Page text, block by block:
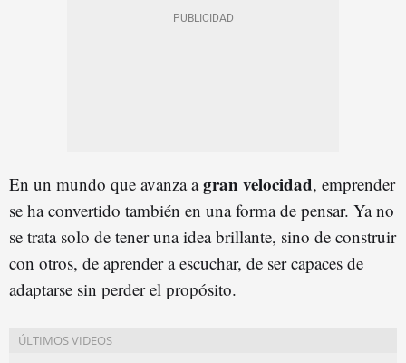
En un mundo que avanza agran velocidad, emprender
se ha convertido también en una forma de pensar. Ya no
se trata solo de tener una idea brillante, sino de construir
con otros, de aprender a escuchar, de ser capaces de
adaptarse sin perder el propósito.